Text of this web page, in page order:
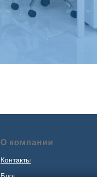
О компании
Контакты
Блог